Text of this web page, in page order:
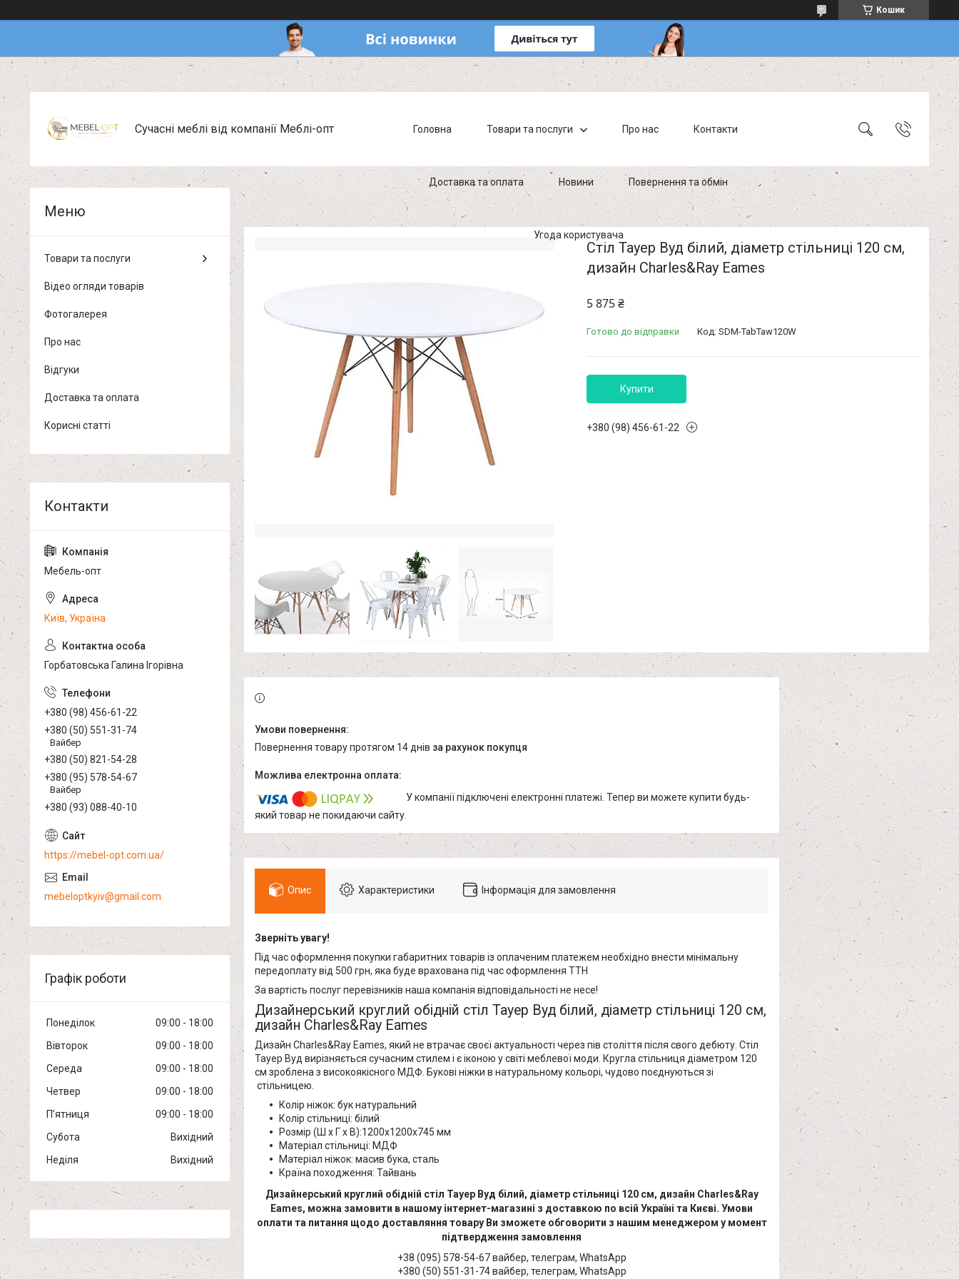
Кошик
Сучасні меблі від компанії Меблі-опт Головна Товари та послуги Про нас Контакти
Доставка та оплата Новини Повернення та обмін
Угода користувача
Стіл Тауер Вуд білий, діаметр стільниці 120 см,
дизайн Charles&Ray Eames
5 875 ₴
Готово до відправки Код: SDM-TabTaw120W
Купити
+380 (98) 456-61-22
повернення товару протягом 14 днів за рахунок покупця
У компанії підключені електронні платежі. Тепер ви можете купити будь-
який товар не покидаючи сайту.
Опис Характеристики Інформація для замовлення
Зверніть увагу!
Під час оформлення покупки габаритних товарів із оплаченим платежем необхідно внести мінімальну
передоплату від 500 грн, яка буде врахована під час оформлення ТТН
За вартість послуг перевізників наша компанія відповідальності не несе!
Дизайнерський круглий обідній стіл Тауер Вуд білий, діаметр стільниці 120 см,
дизайн Charles&Ray Eames
Дизайн Charles&Ray Eames, який не втрачає своєї актуальності через пів століття після свого дебюту. Стіл
Тауер Вуд вирізняється сучасним стилем і є іконою у світі меблевої моди. Кругла стільниця діаметром 120
см зроблена з високоякісного МДФ. Букові ніжки в натуральному кольорі, чудово поєднуються зі
стільницею.
Колір ніжок: бук натуральний
Колір стільниці: білий
Розмір (Ш х Г х В):1200х1200х745 мм
Матеріал стільниці: МДФ
Матеріал ніжок: масив бука, сталь
Країна походження: Тайвань
Дизайнерський круглий обідній стіл Тауер Вуд білий, діаметр стільниці 120 см, дизайн Charles&Ray
Eames, можна замовити в нашому інтернет-магазині з доставкою по всій Україні та Києві. Умови
оплати та питання щодо доставляння товару Ви зможете обговорити з нашим менеджером у момент
підтвердження замовлення
+38 (095) 578-54-67 вайбер, телеграм, WhatsApp
+380 (50) 551-31-74 вайбер, телеграм, WhatsApp
Товари та послуги
Відео огляди товарів
Фотогалерея
Про нас
Відгуки
Доставка та оплата
Корисні статті
Мебель-опт
Київ, Україна
Горбатовська Галина Ігорівна
+380 (98) 456-61-22
+380 (50) 551-31-74
Вайбер
+380 (50) 821-54-28
+380 (95) 578-54-67
Вайбер
+380 (93) 088-40-10
https://mebel-opt.com.ua/
mebeloptkyiv@gmail.com
Графік роботи
Понеділок 09:00
18:00
Вівторок
09:00
18:00
Середа
09:00
18:00
Четвер
09:00
18:00
Пʼятниця
09:00
18:00
Субота
Вихідний
Неділя
Вихідний